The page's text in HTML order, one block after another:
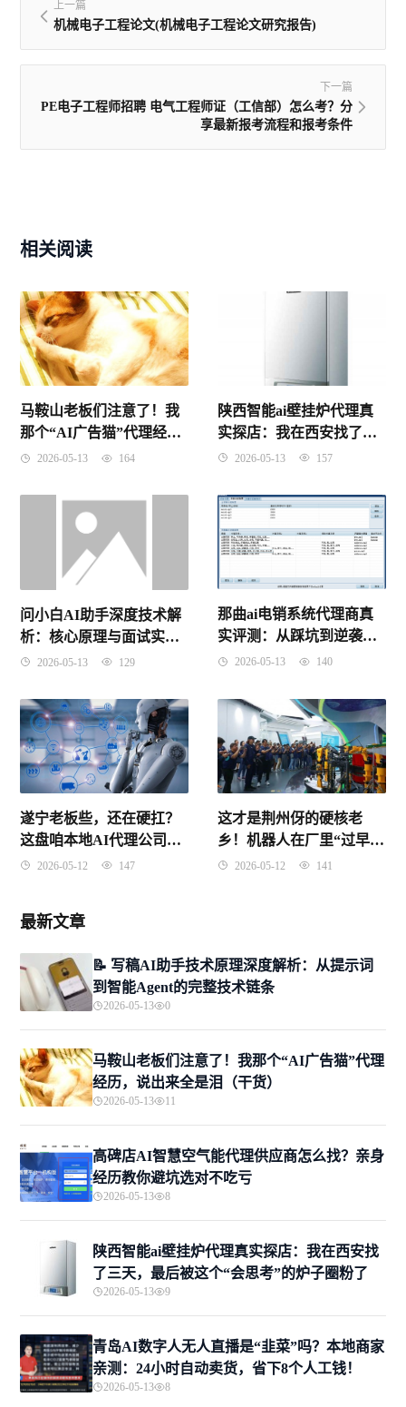
上一篇
机械电子工程论文(机械电子工程论文研究报告)
下一篇
PE电子工程师招聘 电气工程师证（工信部）怎么考？分
享最新报考流程和报考条件
相关阅读
马鞍山老板们注意了！我
那个“AI广告猫”代理经
历，说出来全是泪（干
2026-05-13 164
陕西智能ai壁挂炉代理真
实探店：我在西安找了三
天，最后被这个“会思考”
2026-05-13 157
问小白AI助手深度技术解
析：核心原理与面试实战
（2026年4月9日版）
2026-05-13 129
那曲ai电销系统代理商真
实评测：从踩坑到逆袭，
我靠这套系统把牦牛都卖
2026-05-13 140
遂宁老板些，还在硬扛？
这盘咱本地AI代理公司真
的杀拢了！
2026-05-12 147
这才是荆州伢的硬核老
乡！机器人在厂里“过早”
都比我们利索？
2026-05-12 141
最新文章
📝 写稿AI助手技术原理深度解析：从提示词
到智能Agent的完整技术链条
2026-05-13 0
马鞍山老板们注意了！我那个“AI广告猫”代理
经历，说出来全是泪（干货）
2026-05-13 11
高碑店AI智慧空气能代理供应商怎么找？亲身
经历教你避坑选对不吃亏
2026-05-13 8
陕西智能ai壁挂炉代理真实探店：我在西安找
了三天，最后被这个“会思考”的炉子圈粉了
2026-05-13 9
青岛AI数字人无人直播是“韭菜”吗？本地商家
亲测：24小时自动卖货，省下8个人工钱！
2026-05-13 8